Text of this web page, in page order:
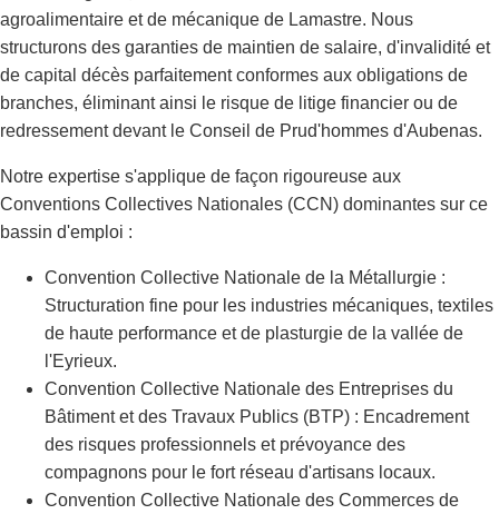
agroalimentaire et de mécanique de Lamastre. Nous
structurons des garanties de maintien de salaire, d'invalidité et
de capital décès parfaitement conformes aux obligations de
branches, éliminant ainsi le risque de litige financier ou de
redressement devant le Conseil de Prud'hommes d'Aubenas.
Notre expertise s'applique de façon rigoureuse aux
Conventions Collectives Nationales (CCN) dominantes sur ce
bassin d'emploi :
Convention Collective Nationale de la Métallurgie :
Structuration fine pour les industries mécaniques, textiles
de haute performance et de plasturgie de la vallée de
l'Eyrieux.
Convention Collective Nationale des Entreprises du
Bâtiment et des Travaux Publics (BTP) : Encadrement
des risques professionnels et prévoyance des
compagnons pour le fort réseau d'artisans locaux.
Convention Collective Nationale des Commerces de